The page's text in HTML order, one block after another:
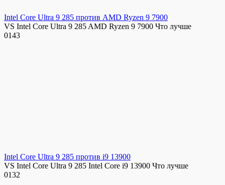
Intel Core Ultra 9 285 против AMD Ryzen 9 7900
VS Intel Core Ultra 9 285 AMD Ryzen 9 7900 Что лучше
0143
Intel Core Ultra 9 285 против i9 13900
VS Intel Core Ultra 9 285 Intel Core i9 13900 Что лучше
0132